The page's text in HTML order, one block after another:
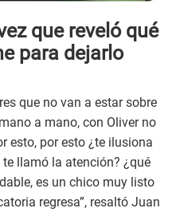
que reveló qué
para dejarlo
que no van a estar sobre
a mano, con Oliver no
esto, por esto ¿te ilusiona
te llamó la atención? ¿qué
es un chico muy listo
regresa”, resaltó Juan